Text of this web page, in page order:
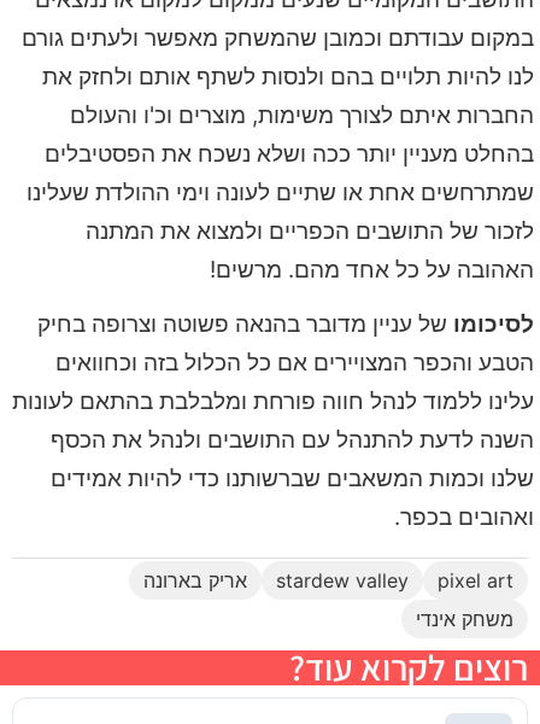
במקום עבודתם וכמובן שהמשחק מאפשר ולעתים גורם
לנו להיות תלויים בהם ולנסות לשתף אותם ולחזק את
החברות איתם לצורך משימות, מוצרים וכ'ו והעולם
בהחלט מעניין יותר ככה ושלא נשכח את הפסטיבלים
שמתרחשים אחת או שתיים לעונה וימי ההולדת שעלינו
לזכור של התושבים הכפריים ולמצוא את המתנה
האהובה על כל אחד מהם. מרשים!
לסיכומו של עניין מדובר בהנאה פשוטה וצרופה בחיק
הטבע והכפר המצויירים אם כל הכלול בזה וכחוואים
עלינו ללמוד לנהל חווה פורחת ומלבלבת בהתאם לעונות
השנה לדעת להתנהל עם התושבים ולנהל את הכסף
שלנו וכמות המשאבים שברשותנו כדי להיות אמידים
ואהובים בכפר.
pixel art
stardew valley
אריק בארונה
משחק אינדי
רוצים לקרוא עוד?